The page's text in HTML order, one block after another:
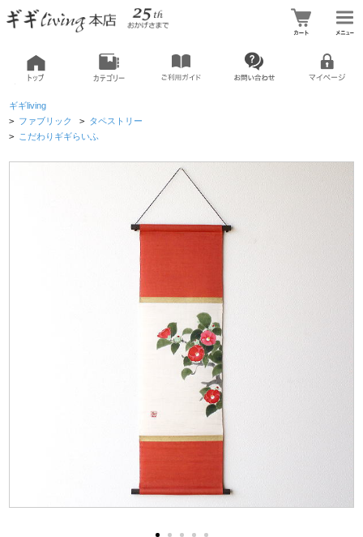
ギギliving
> ファブリック > タペストリー
> こだわりギギらいふ